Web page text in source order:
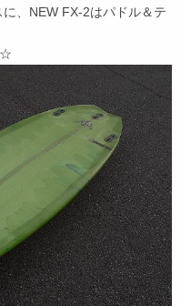
に、NEW FX-2はパドル＆テ
☆